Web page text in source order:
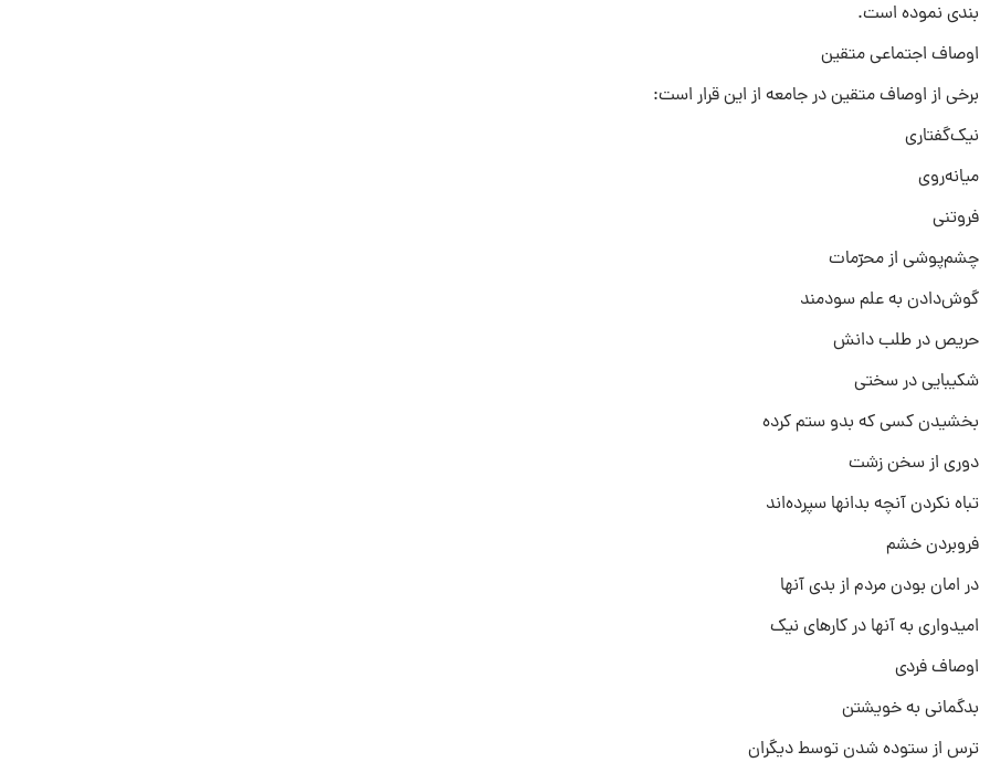
بندی نموده است.
اوصاف اجتماعی متقین
برخی از اوصاف متقین در جامعه از این قرار است:
نیک‌گفتاری
میانه‌روی
فروتنی
چشم‌پوشی از محرّمات
گوش‌دادن به علم سودمند
حریص در طلب دانش
شکیبایی در سختی
بخشیدن کسی که بدو ستم کرده
دوری از سخن زشت
تباه نکردن آنچه بدانها سپرده‌اند
فروبردن خشم
در امان بودن مردم از بدی آنها
امیدواری به آنها در کارهای نیک
اوصاف فردی
بدگمانی به خویشتن
ترس از ستوده شدن توسط دیگران